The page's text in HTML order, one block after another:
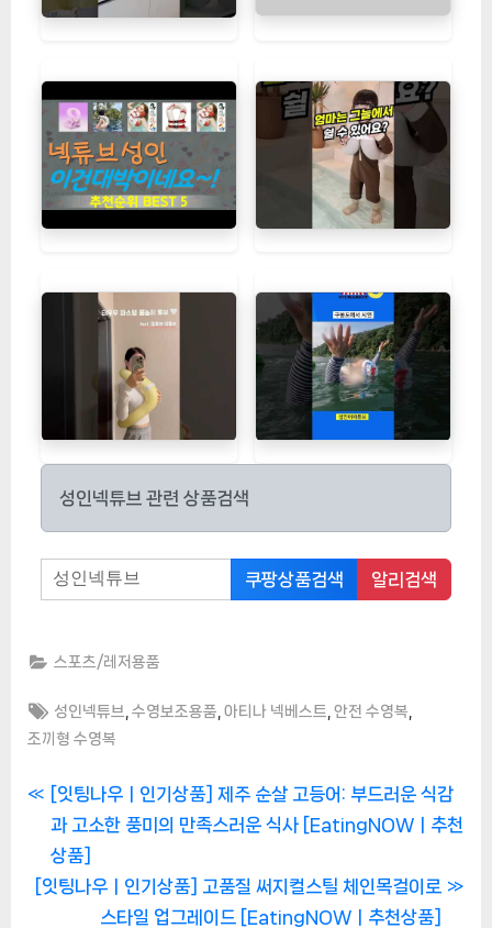
성인넥튜브 관련 상품검색
쿠팡상품검색 알리검색
스포츠/레저용품
Tags:
성인넥튜브 ,수영보조용품 ,아티나 넥베스트 ,안전 수영복
조끼형 수영복
글
탐
색
P
r
e
v
[잇팅나우ㅣ인기상품] 제주 순살 고등어: 부드러운 식감
과 고소한 풍미의 만족스러운 식사 [EatingNOWㅣ추천
상품]
N
[잇팅나우ㅣ인기상품] 고품질 써지컬스틸 체인목걸이로
스타일 업그레이드 [EatingNOWㅣ추천상품]